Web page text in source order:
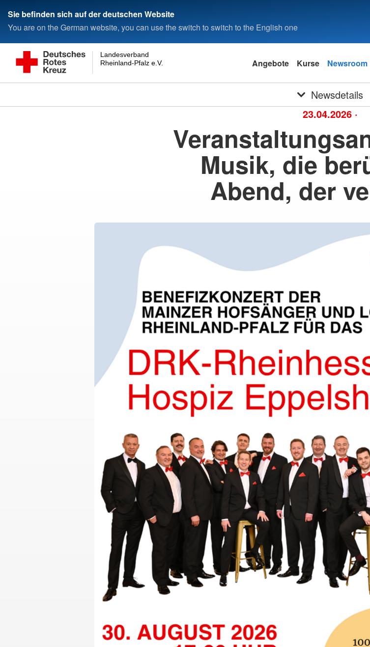
Sie befinden sich auf der deutschen Website
You are on the German website, you can use the switch to switch to the English one
Rheinland-Pfalz e.V.
Landesverband
Angebote Kurse Newsroom
Newsdetails
23.04.2026 ·
Musik, die
Abend, der